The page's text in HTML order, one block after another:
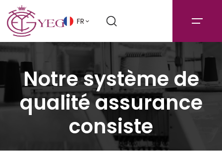
FR
Notre système de
qualité assurance
consiste